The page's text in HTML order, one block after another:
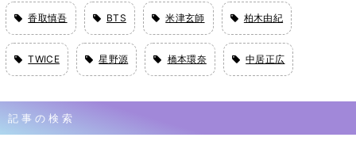
香取慎吾 BTS 米津玄師 柏木由紀
TWICE 星野源 橋本環奈 中居正広
記事の検索